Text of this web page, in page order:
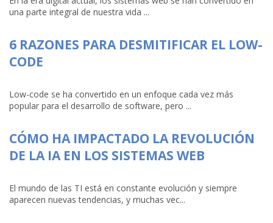
una parte integral de nuestra vida ...
6 RAZONES PARA DESMITIFICAR EL LOW-
CODE
Low-code se ha convertido en un enfoque cada vez más
popular para el desarrollo de software, pero ...
CÓMO HA IMPACTADO LA REVOLUCIÓN
DE LA IA EN LOS SISTEMAS WEB
El mundo de las TI está en constante evolución y siempre
aparecen nuevas tendencias, y muchas vec...